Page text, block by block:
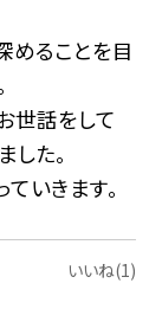
めることを目
世話をして
た。
いきます。
いいね(1)